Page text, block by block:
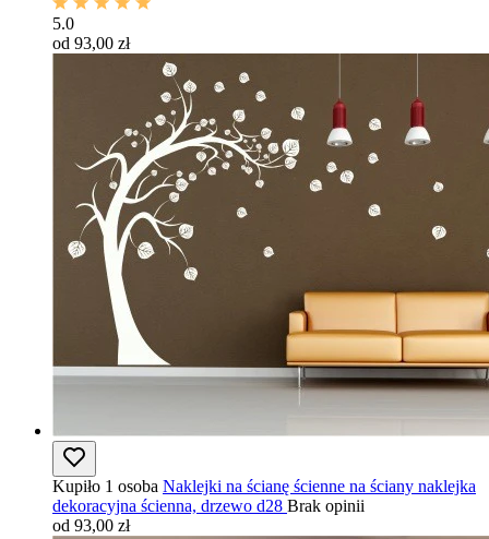
5.0
od 93,00 zł
Kupiło 1 osoba Naklejki na ścianę ścienne na ściany naklejka
dekoracyjna ścienna, drzewo d28 Brak opinii
od 93,00 zł